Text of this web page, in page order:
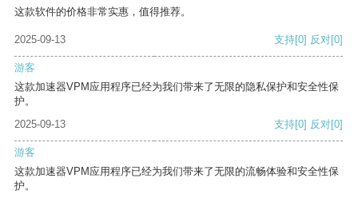
这款软件的价格非常实惠，值得推荐。
2025-09-13 支持[0] 反对[0]
游客
这款加速器VPM应用程序已经为我们带来了无限的隐私保护和安全性保
护。
2025-09-13
支持[0] 反对[0]
游客
这款加速器VPM应用程序已经为我们带来了无限的流畅体验和安全性保
护。